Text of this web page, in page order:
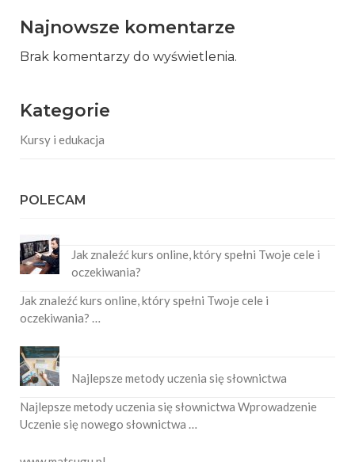
Najnowsze komentarze
Brak komentarzy do wyświetlenia.
Kategorie
Kursy i edukacja
POLECAM
Jak znaleźć kurs online, który spełni Twoje cele i
oczekiwania?
Jak znaleźć kurs online, który spełni Twoje cele i
oczekiwania? …
Najlepsze metody uczenia się słownictwa
Najlepsze metody uczenia się słownictwa Wprowadzenie
Uczenie się nowego słownictwa …